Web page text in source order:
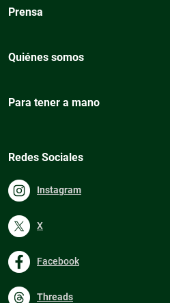
Prensa
Quiénes somos
Para tener a mano
Redes Sociales
Instagram
X
Facebook
Threads